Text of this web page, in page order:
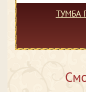
ТУМБА